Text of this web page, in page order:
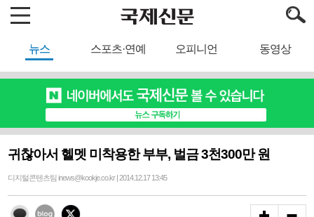
뉴스 스포츠·연예 오피니언 동영상
귀찮아서 헬멧 미착용한 부부, 벌금 3천300만 원
디지털콘텐츠팀 inews@kookje.co.kr | 2014.12.17 13:45